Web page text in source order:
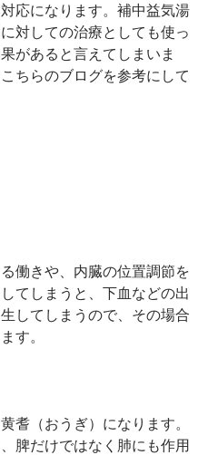
応になります。補中益気湯
対しての治療としても使っ
があると言えてしまいま
ちらのブログを参考にして
働きや、内臓の位置調節を
てしまうと、下血などの出
してしまうので、その場合
す。
耆（おうぎ）になります。
脾だけではなく肺にも作用